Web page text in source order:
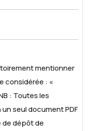
mentionner
considérée : «
: Toutes les
seul document PDF
de dépôt de